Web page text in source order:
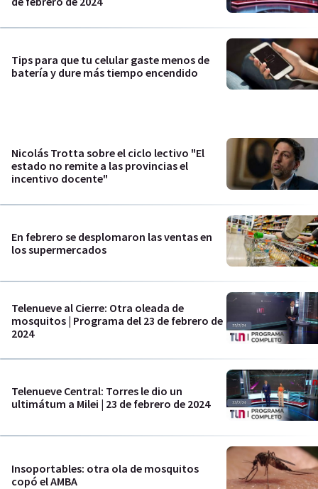
Tips para que tu celular gaste menos de
batería y dure más tiempo encendido
Nicolás Trotta sobre el ciclo lectivo "El
estado no remite a las provincias el
incentivo docente"
En febrero se desplomaron las ventas en
los supermercados
Telenueve al Cierre: Otra oleada de
mosquitos | Programa del 23 de febrero de
2024
Telenueve Central: Torres le dio un
ultimátum a Milei | 23 de febrero de 2024
Insoportables: otra ola de mosquitos
copó el AMBA